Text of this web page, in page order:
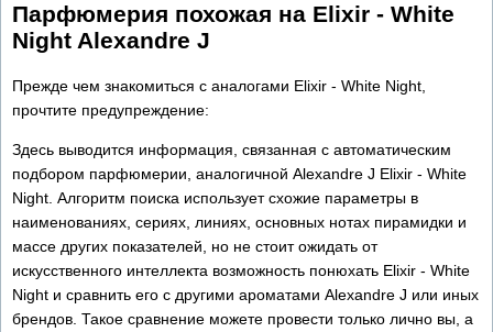
Парфюмерия похожая на Elixir - White
Night Alexandre J
Прежде чем знакомиться с аналогами Elixir - White Night,
прочтите предупреждение:
Здесь выводится информация, связанная с автоматическим
подбором парфюмерии, аналогичной Alexandre J Elixir - White
Night. Алгоритм поиска использует схожие параметры в
наименованиях, сериях, линиях, основных нотах пирамидки и
массе других показателей, но не стоит ожидать от
искусственного интеллекта возможность понюхать Elixir - White
Night и сравнить его с другими ароматами Alexandre J или иных
брендов. Такое сравнение можете провести только лично вы, а